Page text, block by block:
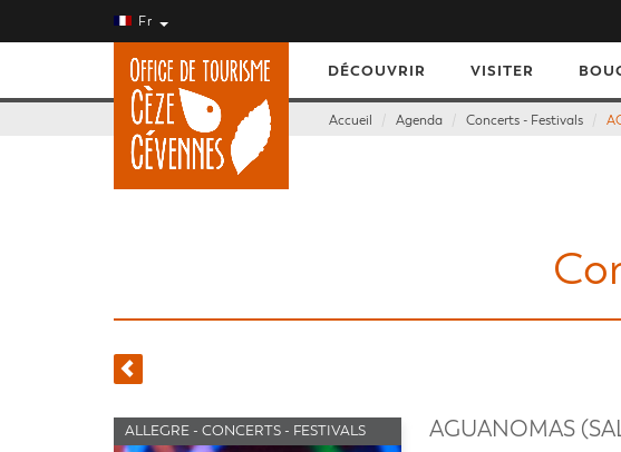
Fr
DÉCOUVRIR VISITER
Accueil Agenda Concerts - Festivals
ALLEGRE - CONCERTS - FESTIVALS AGUANOMAS